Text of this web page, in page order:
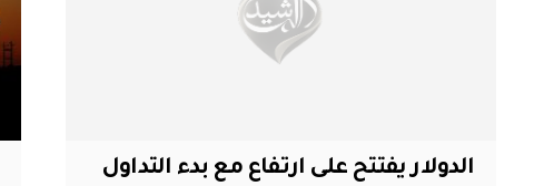
الدولار يفتتح على ارتفاع مع بدء التداول